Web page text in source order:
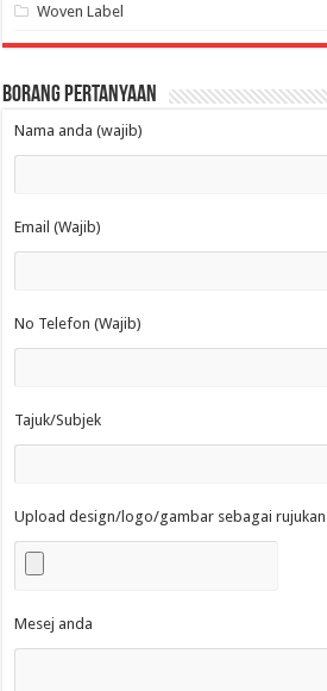
Woven Label
Borang Pertanyaan
Nama anda (wajib)
Email (Wajib)
No Telefon (Wajib)
Tajuk/Subjek
Upload design/logo/gambar sebagai rujukan
Mesej anda